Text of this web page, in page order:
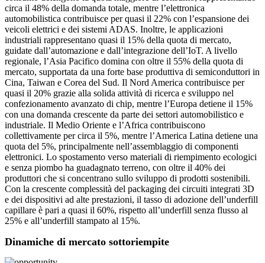
circa il 48% della domanda totale, mentre l’elettronica
automobilistica contribuisce per quasi il 22% con l’espansione dei
veicoli elettrici e dei sistemi ADAS. Inoltre, le applicazioni
industriali rappresentano quasi il 15% della quota di mercato,
guidate dall’automazione e dall’integrazione dell’IoT. A livello
regionale, l’Asia Pacifico domina con oltre il 55% della quota di
mercato, supportata da una forte base produttiva di semiconduttori in
Cina, Taiwan e Corea del Sud. Il Nord America contribuisce per
quasi il 20% grazie alla solida attività di ricerca e sviluppo nel
confezionamento avanzato di chip, mentre l’Europa detiene il 15%
con una domanda crescente da parte dei settori automobilistico e
industriale. Il Medio Oriente e l’Africa contribuiscono
collettivamente per circa il 5%, mentre l’America Latina detiene una
quota del 5%, principalmente nell’assemblaggio di componenti
elettronici. Lo spostamento verso materiali di riempimento ecologici
e senza piombo ha guadagnato terreno, con oltre il 40% dei
produttori che si concentrano sullo sviluppo di prodotti sostenibili.
Con la crescente complessità del packaging dei circuiti integrati 3D
e dei dispositivi ad alte prestazioni, il tasso di adozione dell’underfill
capillare è pari a quasi il 60%, rispetto all’underfill senza flusso al
25% e all’underfill stampato al 15%.
Dinamiche di mercato sottoriempite